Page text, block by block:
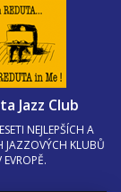
Jazz Club
NEJLEPŠÍCH A
JAZZOVÝCH KLUBŮ
EVROPĚ.